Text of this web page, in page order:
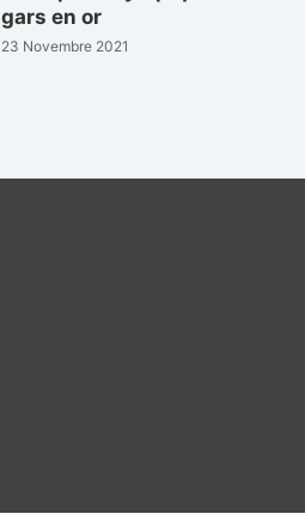
gars en or
23 Novembre 2021